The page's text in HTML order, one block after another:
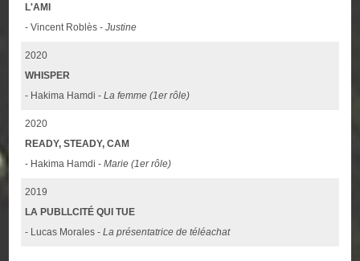
L'AMI
- Vincent Roblès -Justine
2020
WHISPER
- Hakima Hamdi -La femme (1er rôle)
2020
READY, STEADY, CAM
- Hakima Hamdi -Marie (1er rôle)
2019
LA PUBLLCITÉ QUI TUE
- Lucas Morales -La présentatrice de téléachat